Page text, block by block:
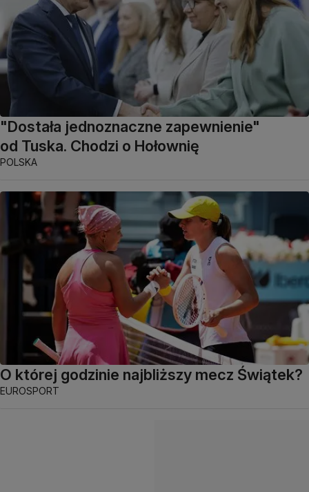
"Dostała jednoznaczne zapewnienie"
od Tuska. Chodzi o Hołownię
POLSKA
O której godzinie najbliższy mecz Świątek?
EUROSPORT